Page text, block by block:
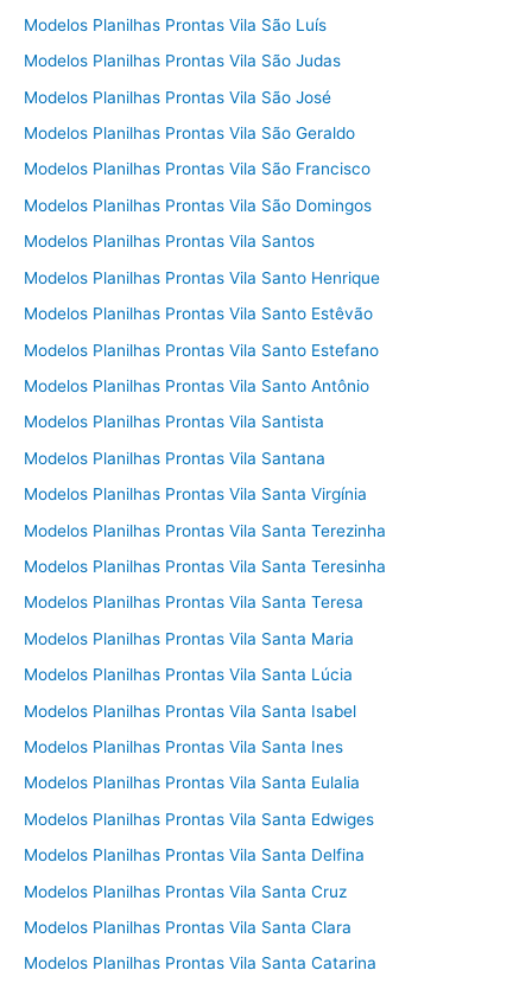
Modelos Planilhas Prontas Vila São Luís
Modelos Planilhas Prontas Vila São Judas
Modelos Planilhas Prontas Vila São José
Modelos Planilhas Prontas Vila São Geraldo
Modelos Planilhas Prontas Vila São Francisco
Modelos Planilhas Prontas Vila São Domingos
Modelos Planilhas Prontas Vila Santos
Modelos Planilhas Prontas Vila Santo Henrique
Modelos Planilhas Prontas Vila Santo Estêvão
Modelos Planilhas Prontas Vila Santo Estefano
Modelos Planilhas Prontas Vila Santo Antônio
Modelos Planilhas Prontas Vila Santista
Modelos Planilhas Prontas Vila Santana
Modelos Planilhas Prontas Vila Santa Virgínia
Modelos Planilhas Prontas Vila Santa Terezinha
Modelos Planilhas Prontas Vila Santa Teresinha
Modelos Planilhas Prontas Vila Santa Teresa
Modelos Planilhas Prontas Vila Santa Maria
Modelos Planilhas Prontas Vila Santa Lúcia
Modelos Planilhas Prontas Vila Santa Isabel
Modelos Planilhas Prontas Vila Santa Ines
Modelos Planilhas Prontas Vila Santa Eulalia
Modelos Planilhas Prontas Vila Santa Edwiges
Modelos Planilhas Prontas Vila Santa Delfina
Modelos Planilhas Prontas Vila Santa Cruz
Modelos Planilhas Prontas Vila Santa Clara
Modelos Planilhas Prontas Vila Santa Catarina